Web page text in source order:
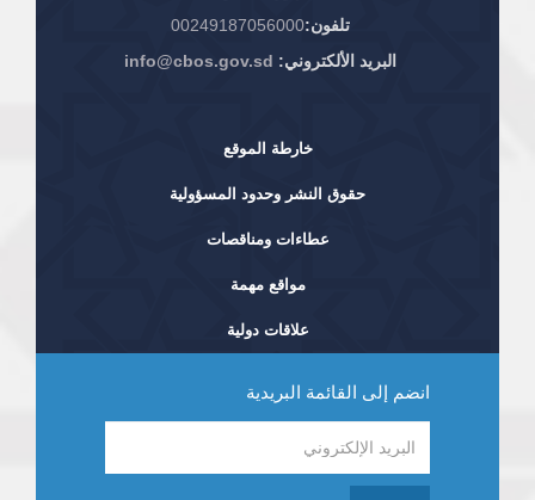
تلفون:00249187056000
البريد الألكتروني: info@cbos.gov.sd
خارطة الموقع
حقوق النشر وحدود المسؤولية
عطاءات ومناقصات
مواقع مهمة
علاقات دولية
انضم إلى القائمة البريدية